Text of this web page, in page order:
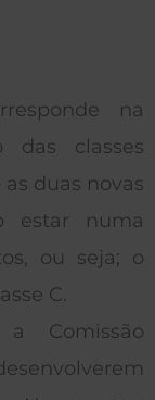
na
das classes
duas novas
estar numa
ou seja; o
C.
Comissão